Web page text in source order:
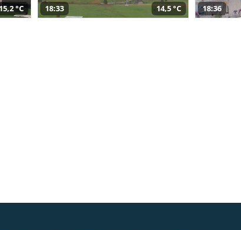
°C 18:33 14,5 °C 18:36